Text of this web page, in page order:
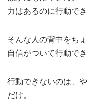
力はあるのに行動で
そんな人の背中をち
自信がついて行動で
行動できないのは、
だけ。